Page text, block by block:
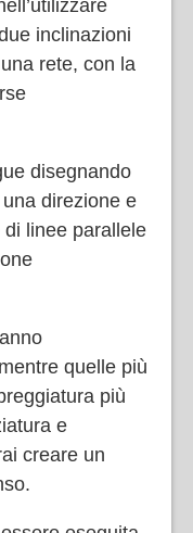
inclinazioni
rete, con la
disegnando
direzione e
di linee parallele
quelle più
più
e
creare un